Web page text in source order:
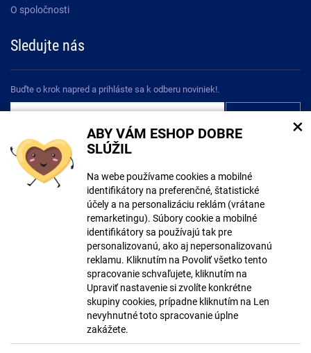
ABY VÁM ESHOP DOBRE
SLÚŽIL
Na webe používame cookies a mobilné
identifikátory na preferenčné, štatistické
účely a na personalizáciu reklám (vrátane
remarketingu). Súbory cookie a mobilné
identifikátory sa používajú tak pre
personalizovanú, ako aj nepersonalizovanú
reklamu. Kliknutím na Povoliť všetko tento
spracovanie schvaľujete, kliknutím na
Upraviť nastavenie si zvolíte konkrétne
skupiny cookies, prípadne kliknutím na Len
nevyhnutné toto spracovanie úplne
zakážete.
×
O spoločnosti
Sledujte nás
Buďte o krok napred a prihláste sa k odberu noviniek!.
Súhlasím so spracovaním osobných údajov
Pri tvorbe obsahu mohli byť použité nástroje umelej inteligencie. Viac
© Copyright ECLIPSERA s.r.o.
Všetky práva vyhradené
Česká verze
Zobraziť klasickú verziu